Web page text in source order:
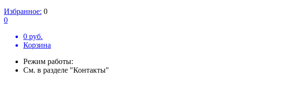
Избранное: 0
0
0 руб.
Корзина
Режим работы:
См. в разделе "Контакты"